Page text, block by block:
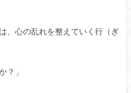
、 心の乱れを整えていく行（ぎ
？」